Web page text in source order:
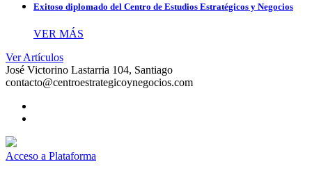
Exitoso diplomado del Centro de Estudios Estratégicos y Negocios
VER MÁS
Ver Artículos
José Victorino Lastarria 104, Santiago
contacto@centroestrategicoynegocios.com
Acceso a Plataforma